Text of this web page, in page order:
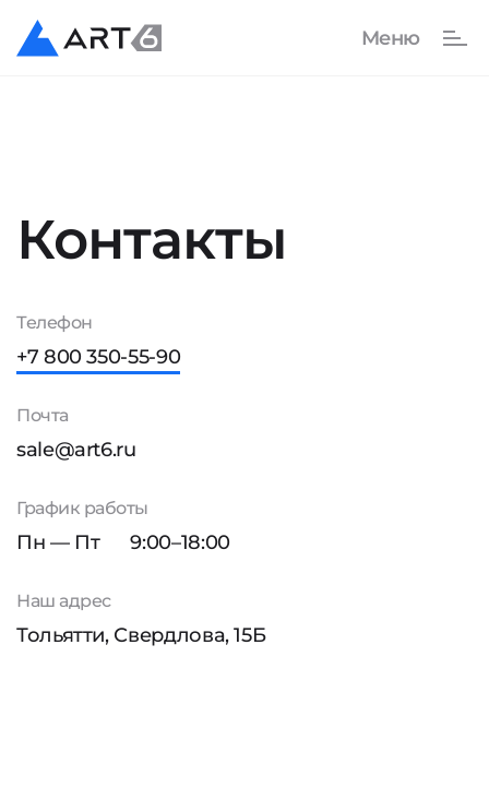
Контакты
Телефон
+7 800 350-55-90
Почта
sale@art6.ru
График работы
Пн — Пт 9:00–18:00
Наш адрес
Тольятти, Свердлова, 15Б